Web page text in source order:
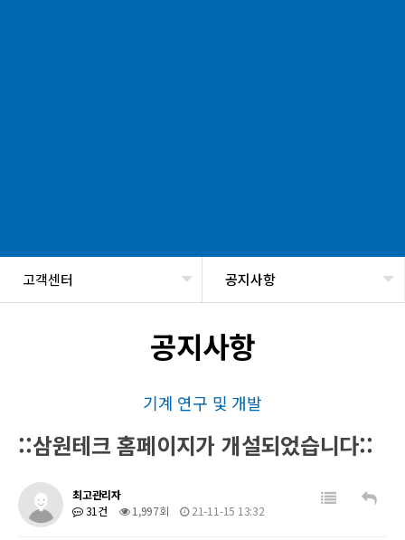
고객센터 공지사항
공지사항
기계 연구 및 개발
::삼원테크 홈페이지가 개설되었습니다::
최고관리자
31건
1,997회 21-11-15 13:32